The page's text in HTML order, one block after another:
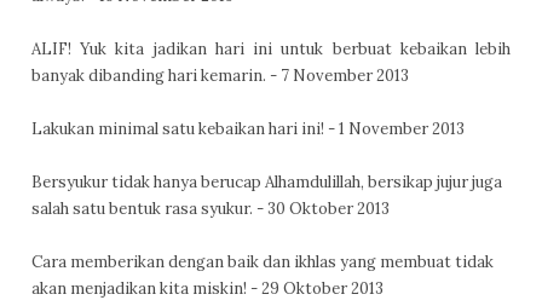
ALIF! Yuk kita jadikan hari ini untuk berbuat kebaikan lebih
banyak dibanding hari kemarin. - 7 November 2013
Lakukan minimal satu kebaikan hari ini! - 1 November 2013
Bersyukur tidak hanya berucap Alhamdulillah, bersikap jujur juga
salah satu bentuk rasa syukur. - 30 Oktober 2013
Cara memberikan dengan baik dan ikhlas yang membuat tidak
akan menjadikan kita miskin! - 29 Oktober 2013